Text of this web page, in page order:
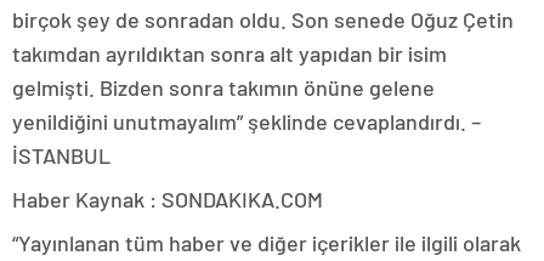
birçok şey de sonradan oldu. Son senede Oğuz Çetin
takımdan ayrıldıktan sonra alt yapıdan bir isim
gelmişti. Bizden sonra takımın önüne gelene
yenildiğini unutmayalım” şeklinde cevaplandırdı. –
İSTANBUL
Haber Kaynak : SONDAKIKA.COM
“Yayınlanan tüm haber ve diğer içerikler ile ilgili olarak